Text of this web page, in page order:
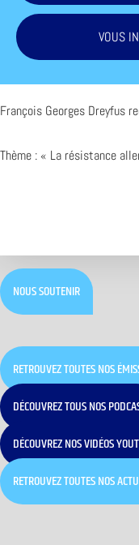
VOUS
François Georges Dreyfus
Thème : « La résistance
NOUS SOUTENIR
RETROUVEZ TOUTES NOS
DÉCOUVREZ TOUS NOS
DÉCOUVREZ NOS VIDÉOS
RETROUVEZ TOUTES NOS